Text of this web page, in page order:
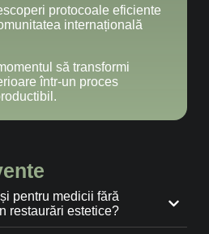
protocoale eficiente
internațională
să transformi
într-un proces
pentru medicii fără
restaurări estetice?